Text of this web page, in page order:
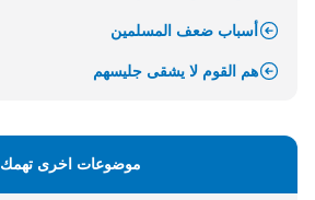
أسباب ضعف المسلمين
هم القوم لا يشقى جليسهم
موضوعات اخرى تهمك